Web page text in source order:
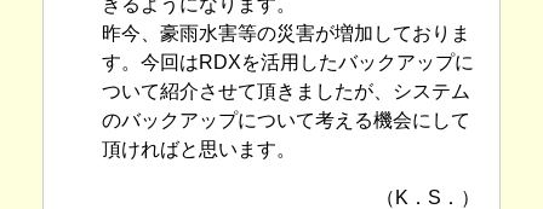
昨今、豪雨水害等の災害が増加しておりま
す。今回はRDXを活用したバックアップに
ついて紹介させて頂きましたが、システム
のバックアップについて考える機会にして
頂ければと思います。
（K．S．）